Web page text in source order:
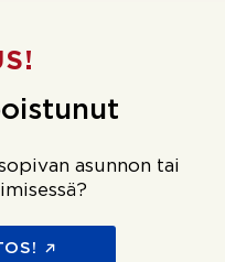
asunnon tai